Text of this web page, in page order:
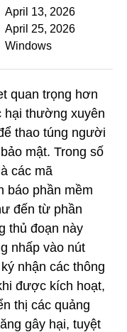
April 13, 2026
April 25, 2026
Windows
quan trọng hơn
hại thường xuyên
thao túng người
mật. Trong số
các mã
báo phần mềm
đến từ phần
thủ đoạn này
nhấp vào nút
nhận các thông
được kích hoạt,
thị các quảng
gây hại, tuyệt